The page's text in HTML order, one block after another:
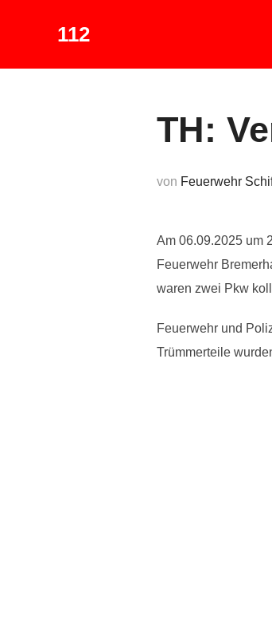
112
TH:
von Feuerwehr
Am 06.09.2025 um
Feuerwehr
waren zwei Pkw
Feuerwehr und
Trümmerteile